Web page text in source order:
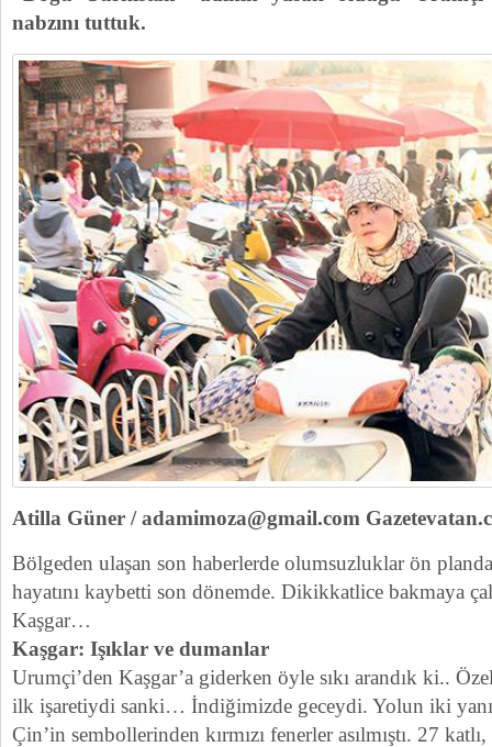
nabzını tuttuk.
Atilla Güner / adamimoza@gmail.com
Bölgeden ulaşan son haberlerde olumsuzluklar ön
hayatını kaybetti son dönemde. Dikikkatlice bakmaya
Kaşgar…
Kaşgar: Işıklar ve dumanlar
Urumçi’den Kaşgar’a giderken öyle sıkı arandık ki..
ilk işaretiydi sanki… İndiğimizde geceydi. Yolun iki
Çin’in sembollerinden kırmızı fenerler asılmıştı. 27 katlı,